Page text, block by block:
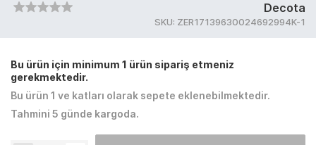
Decota
SKU: ZER17139630024692994K-1
Bu ürün için minimum 1 ürün sipariş etmeniz
gerekmektedir.
Bu ürün 1 ve katları olarak sepete eklenebilmektedir.
Tahmini 5 günde kargoda.